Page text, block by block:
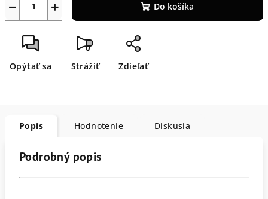
+
− Do košíka
Opýtať sa Strážiť Zdieľať
Popis Hodnotenie Diskusia
Podrobný popis